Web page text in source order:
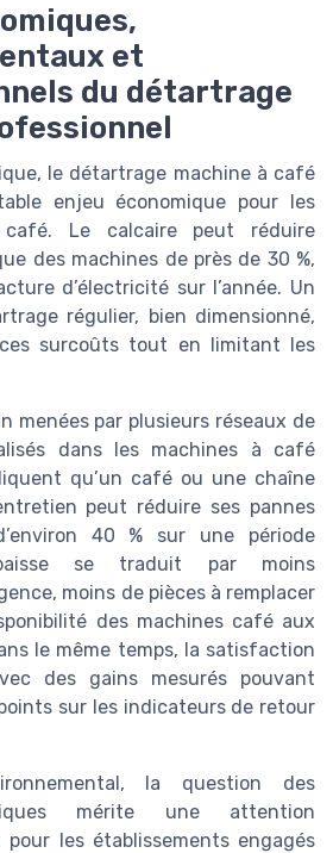
et
du détartrage
le détartrage machine à café
enjeu économique pour les
café. Le calcaire peut réduire
des machines de près de 30 %,
d’électricité sur l’année. Un
régulier, bien dimensionné,
surcoûts tout en limitant les
menées par plusieurs réseaux de
dans les machines à café
qu’un café ou une chaîne
peut réduire ses pannes
40 % sur une période
se traduit par moins
moins de pièces à remplacer
des machines café aux
le même temps, la satisfaction
des gains mesurés pouvant
sur les indicateurs de retour
la question des
mérite une attention
les établissements engagés